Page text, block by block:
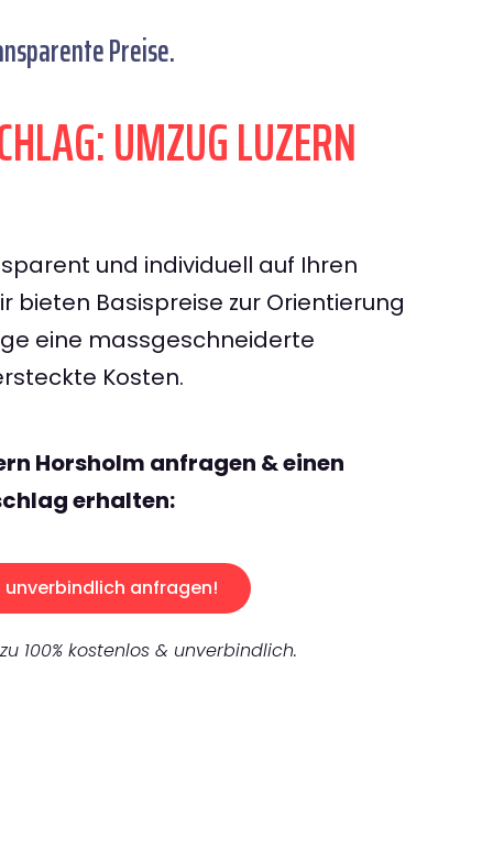
Preise.
UMZUG LUZERN
und individuell auf Ihren
bieten Basispreise zur Orientierung
eine massgeschneiderte
Kosten.
Horsholm anfragen & einen
erhalten:
unverbindlich anfragen!
100% kostenlos & unverbindlich.